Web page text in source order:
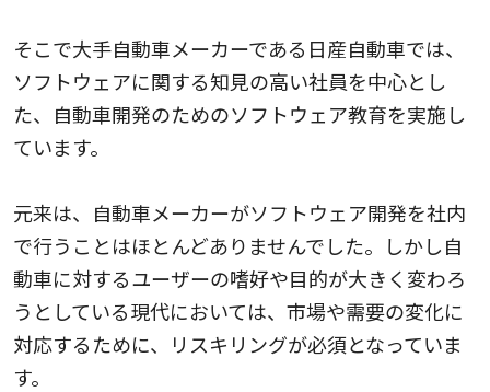
そこで大手自動車メーカーである日産自動車では、
ソフトウェアに関する知見の高い社員を中心とし
た、自動車開発のためのソフトウェア教育を実施し
ています。
元来は、自動車メーカーがソフトウェア開発を社内
で行うことはほとんどありませんでした。しかし自
動車に対するユーザーの嗜好や目的が大きく変わろ
うとしている現代においては、市場や需要の変化に
対応するために、リスキリングが必須となっていま
す。